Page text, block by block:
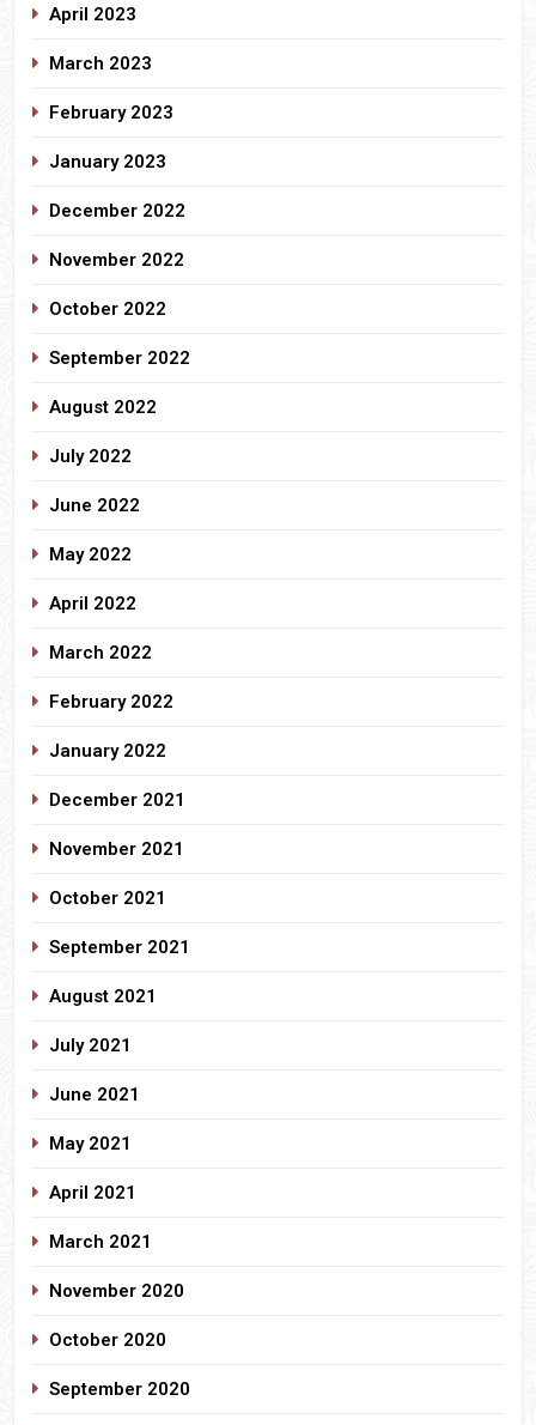
April 2023
March 2023
February 2023
January 2023
December 2022
November 2022
October 2022
September 2022
August 2022
July 2022
June 2022
May 2022
April 2022
March 2022
February 2022
January 2022
December 2021
November 2021
October 2021
September 2021
August 2021
July 2021
June 2021
May 2021
April 2021
March 2021
November 2020
October 2020
September 2020